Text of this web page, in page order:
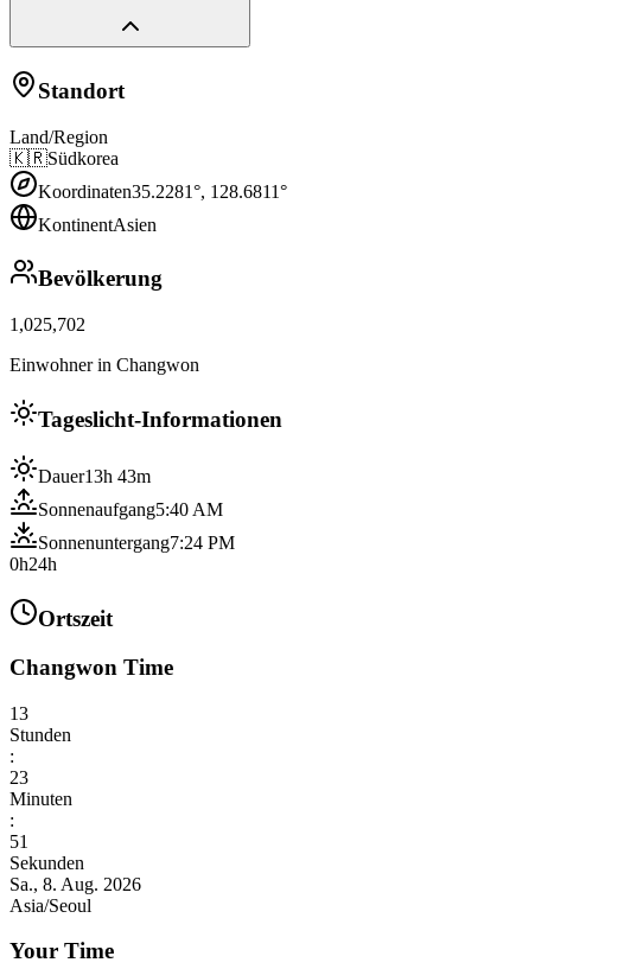
Standort
Land/Region
🇰🇷Südkorea
Koordinaten35.2281°, 128.6811°
KontinentAsien
Bevölkerung
1,025,702
Einwohner in Changwon
Tageslicht-Informationen
Dauer13h 43m
Sonnenaufgang5:40 AM
Sonnenuntergang7:24 PM
0h24h
Ortszeit
Changwon Time
13
Stunden
:
23
Minuten
:
52
Sekunden
Sa., 8. Aug. 2026
Asia/Seoul
Your Time